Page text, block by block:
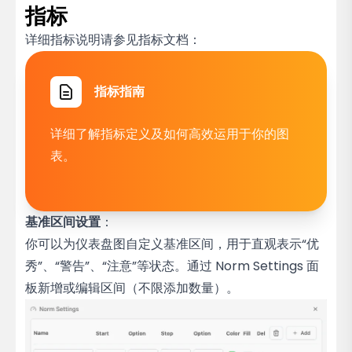
指标
详细指标说明请参见指标文档：
指标指南
详细了解指标定义及如何高效运用于你的图
表。
基准区间设置 ：
你可以为仪表盘图自定义基准区间，用于直观表示“优
秀”、“警告”、“注意”等状态。通过 Norm Settings 面
板新增或编辑区间（不限添加数量）。